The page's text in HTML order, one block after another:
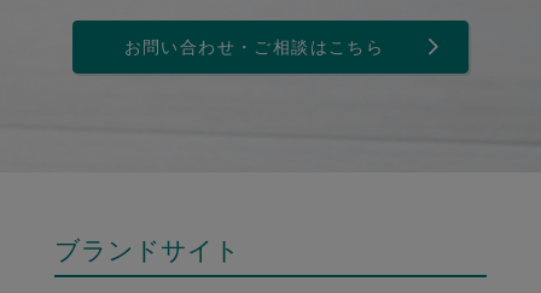
お問い合わせ・ご相談はこちら
ブランドサイト